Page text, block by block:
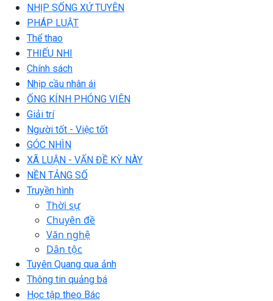
NHỊP SỐNG XỨ TUYÊN
PHÁP LUẬT
Thể thao
THIẾU NHI
Chính sách
Nhịp cầu nhân ái
ỐNG KÍNH PHÓNG VIÊN
Giải trí
Người tốt - Việc tốt
GÓC NHÌN
XÃ LUẬN - VẤN ĐỀ KỲ NÀY
NỀN TẢNG SỐ
Truyền hình
Thời sự
Chuyên đề
Văn nghệ
Dân tộc
Tuyên Quang qua ảnh
Thông tin quảng bá
Học tập theo Bác